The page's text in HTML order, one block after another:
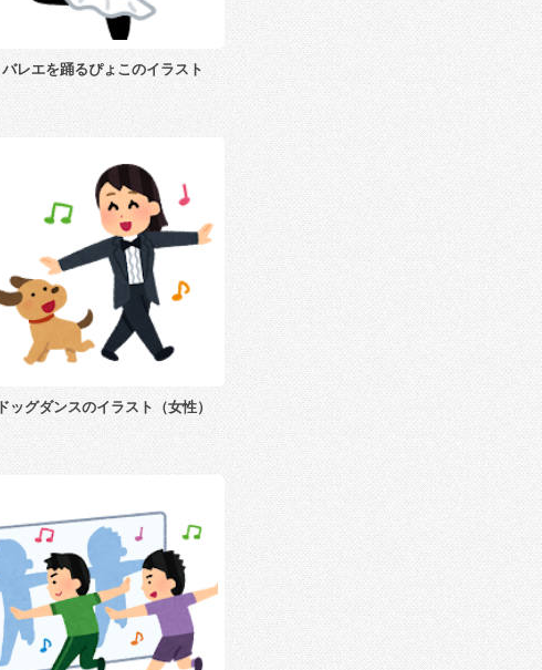
バレエを踊るぴょこのイラスト
ドッグダンスのイラスト（女性）